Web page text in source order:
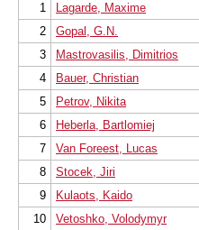
1
Lagarde, Maxime
2
Gopal, G.N.
3
Mastrovasilis, Dimitrios
4
Bauer, Christian
5
Petrov, Nikita
6
Heberla, Bartlomiej
7
Van Foreest, Lucas
8
Stocek, Jiri
9
Kulaots, Kaido
10
Vetoshko, Volodymyr